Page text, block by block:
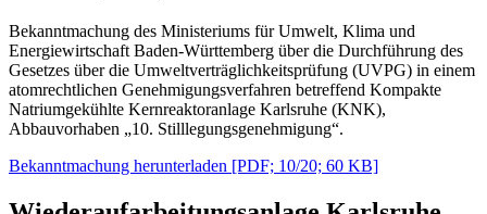
Bekanntmachung des Ministeriums für Umwelt, Klima und
Energiewirtschaft Baden-Württemberg über die Durchführung des
Gesetzes über die Umweltverträglichkeitsprüfung (UVPG) in einem
atomrechtlichen Genehmigungsverfahren betreffend Kompakte
Natriumgekühlte Kernreaktoranlage Karlsruhe (KNK),
Abbauvorhaben „10. Stilllegungsgenehmigung“.
Bekanntmachung herunterladen [PDF; 10/20; 60 KB]